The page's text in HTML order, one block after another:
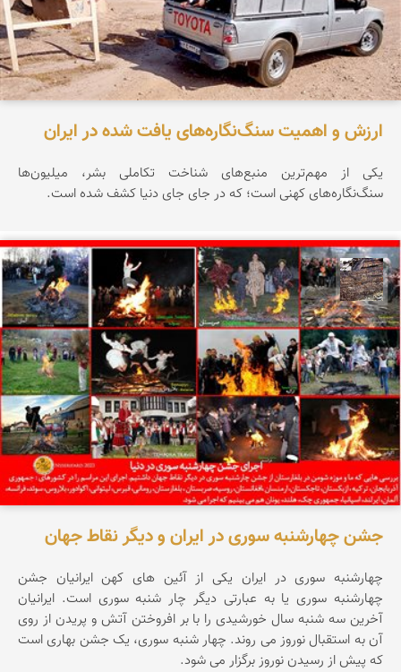
ارزش و اهمیت سنگ‌نگاره‌های یافت شده در ایران
یکی از مهم‌ترین منبع‌های شناخت تکاملی بشر، میلیون‌ها
سنگ‌نگاره‌های کهنی است؛ که در جای جای دنیا کشف شده است.
محمد ناصری فرد
جشن چهارشنبه سوری در ایران و دیگر نقاط جهان
چهارشنبه سوری در ایران یکی از آئین های کهن ایرانیان جشن
چهارشنبه سوری یا به عبارتی دیگر چار شنبه سوری است. ایرانیان
آخرین سه شنبه سال خورشیدی را با بر افروختن آتش و پریدن از روی
آن به استقبال نوروز می روند. چهار شنبه سوری، یک جشن بهاری است
که پیش از رسیدن نوروز برگزار می شود.